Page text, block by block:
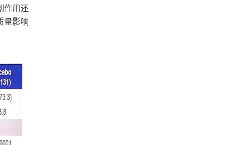
作用还
量影响